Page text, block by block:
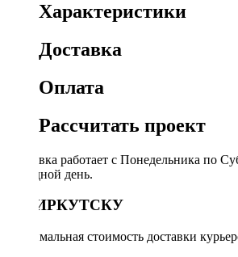
Характеристики
Доставка
Оплата
Рассчитать проект
Доставка работает с Понедельника по
выходной день.
ПО ИРКУТСКУ
Минимальная стоимость доставки